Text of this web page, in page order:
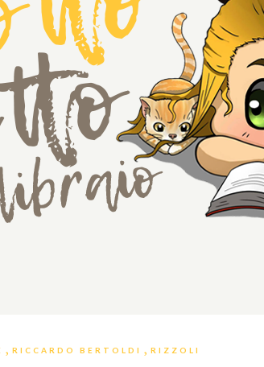
, RICCARDO BERTOLDI , RIZZOLI